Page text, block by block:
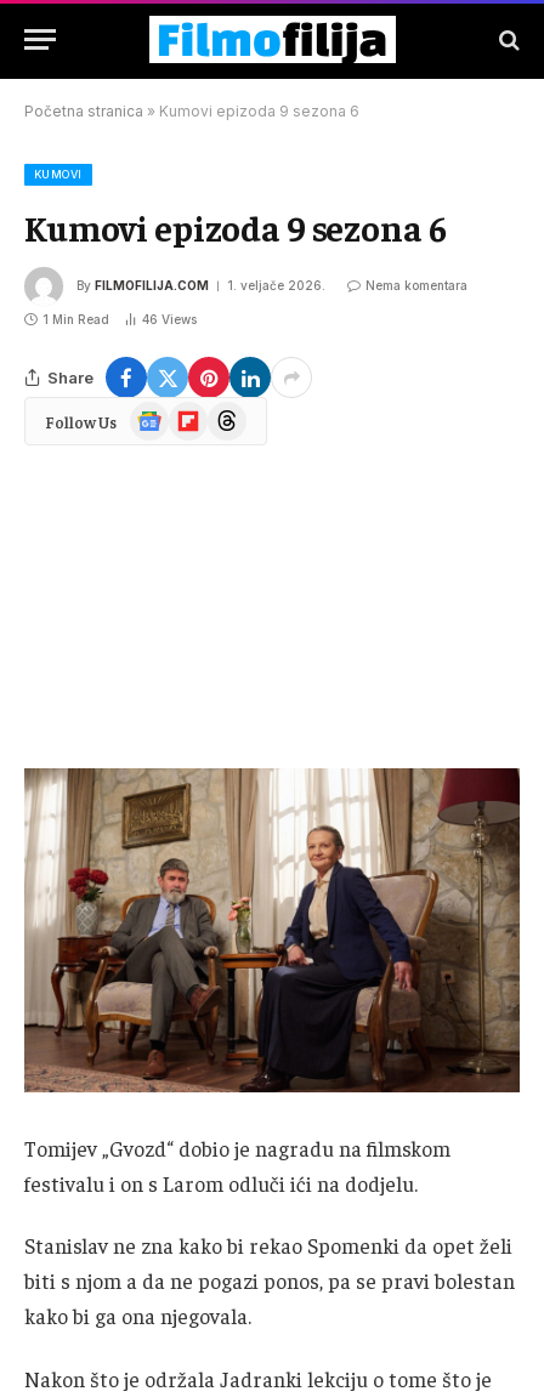
Početna stranica » Kumovi epizoda 9 sezona 6
KUMOVI
Kumovi epizoda 9 sezona 6
By FILMOFILIJA.COM 1. veljače 2026. Nema komentara
1 Min Read 46 Views
Share
Follow Us
Google
News
FlipboardThreads
Tomijev „Gvozd“ dobio je nagradu na filmskom
festivalu i on s Larom odluči ići na dodjelu.
Stanislav ne zna kako bi rekao Spomenki da opet želi
biti s njom a da ne pogazi ponos, pa se pravi bolestan
kako bi ga ona njegovala.
Nakon što je održala Jadranki lekciju o tome što je